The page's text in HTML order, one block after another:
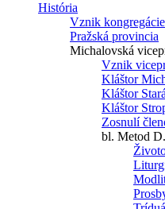
História
Vznik kongregácie
Pražská provincia
Michalovská
Vznik
Kláštor
Kláštor
Kláštor
Zosnulí
bl. Metod